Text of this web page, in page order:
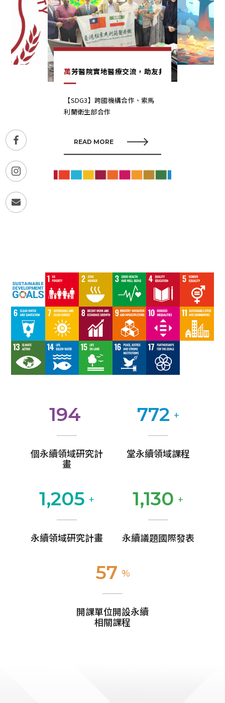
萬芳醫院實地醫療交流，助友邦索馬利蘭共和國
【SDG3】跨國機構合作、索馬
利蘭衛生部合作
READ MORE
197
個永續領域研究計
畫
798 +
堂永續領域課程
1,262 +
永續領域研究計畫
1,196 +
永續議題國際發表
60 %
開課單位開設永續
相關課程